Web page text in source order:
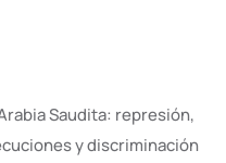
Saudita: represión,
y discriminación